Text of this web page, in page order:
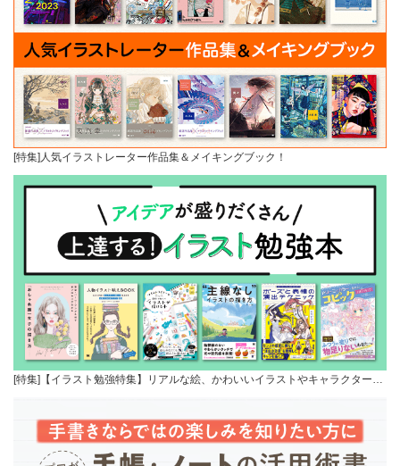
[特集]人気イラストレーター作品集＆メイキングブック！
[特集]【イラスト勉強特集】リアルな絵、かわいいイラストやキャラクター…